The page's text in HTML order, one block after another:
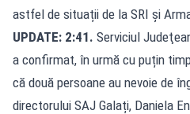
astfel de situații de la SRI și
UPDATE: 2:41. Serviciul
a confirmat, în urmă cu puțin
că două persoane au nevoie de
directorului SAJ Galați, Daniela